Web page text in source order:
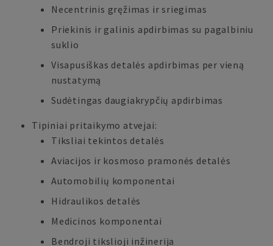
Necentrinis gręžimas ir sriegimas
Priekinis ir galinis apdirbimas su pagalbiniu
suklio
Visapusiškas detalės apdirbimas per vieną
nustatymą
Sudėtingas daugiakrypčių apdirbimas
Tipiniai pritaikymo atvejai:
Tiksliai tekintos detalės
Aviacijos ir kosmoso pramonės detalės
Automobilių komponentai
Hidraulikos detalės
Medicinos komponentai
Bendroji tikslioji inžinerija